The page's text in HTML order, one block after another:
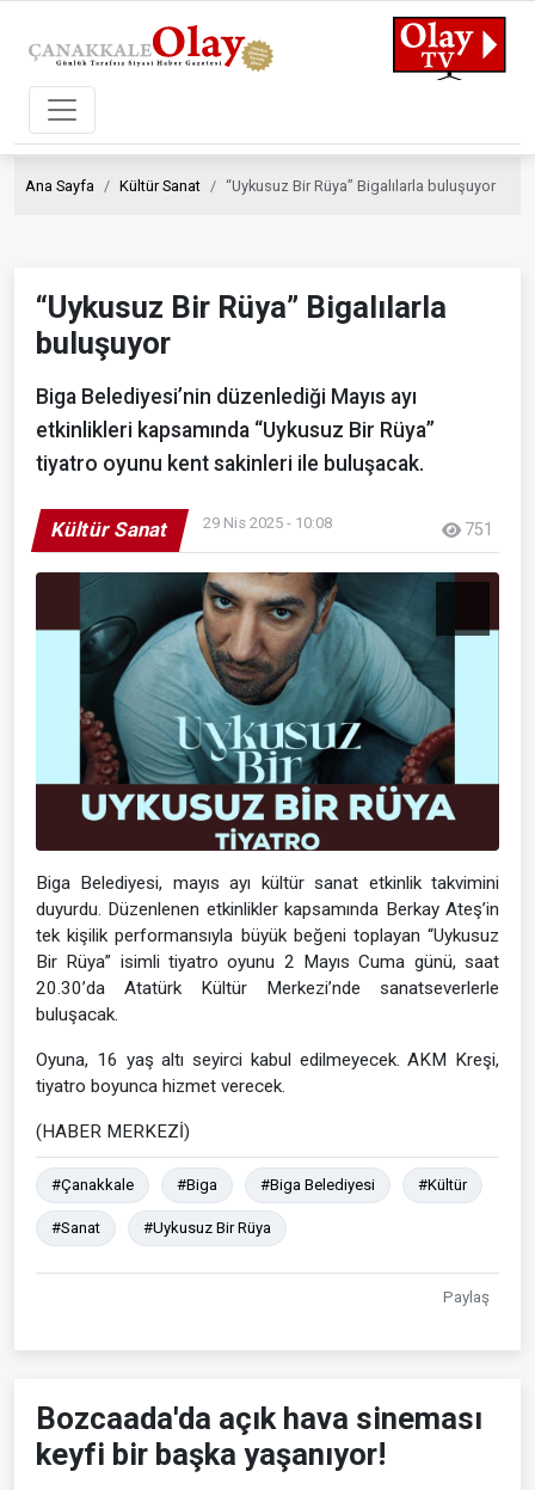
Ana Sayfa Kültür Sanat “Uykusuz Bir Rüya” Bigalılarla buluşuyor
“Uykusuz Bir Rüya” Bigalılarla
buluşuyor
Biga Belediyesi’nin düzenlediği Mayıs ayı
etkinlikleri kapsamında “Uykusuz Bir Rüya”
tiyatro oyunu kent sakinleri ile buluşacak.
Kültür Sanat 29 Nis 2025 - 10:08 751
Biga Belediyesi, mayıs ayı kültür sanat etkinlik takvimini
duyurdu. Düzenlenen etkinlikler kapsamında Berkay Ateş’in
tek kişilik performansıyla büyük beğeni toplayan “Uykusuz
Bir Rüya” isimli tiyatro oyunu 2 Mayıs Cuma günü, saat
20.30’da Atatürk Kültür Merkezi’nde sanatseverlerle
buluşacak.
Oyuna, 16 yaş altı seyirci kabul edilmeyecek. AKM Kreşi,
tiyatro boyunca hizmet verecek.
(HABER MERKEZİ)
#Çanakkale #Biga #Biga Belediyesi #Kültür
#Sanat #Uykusuz Bir Rüya
Paylaş
Bozcaada'da açık hava sineması
keyfi bir başka yaşanıyor!